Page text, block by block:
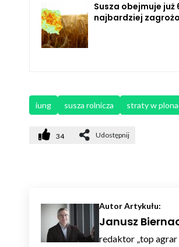
Susza obejmuje już
najbardziej
iung susza rolnicza straty w
34 Udostępnij
Autor Artykułu:
Janusz
redaktor „top agrar